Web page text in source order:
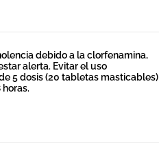
debido a la clorfenamina,
alerta. Evitar el uso
5 dosis (20 tabletas masticables)
horas.